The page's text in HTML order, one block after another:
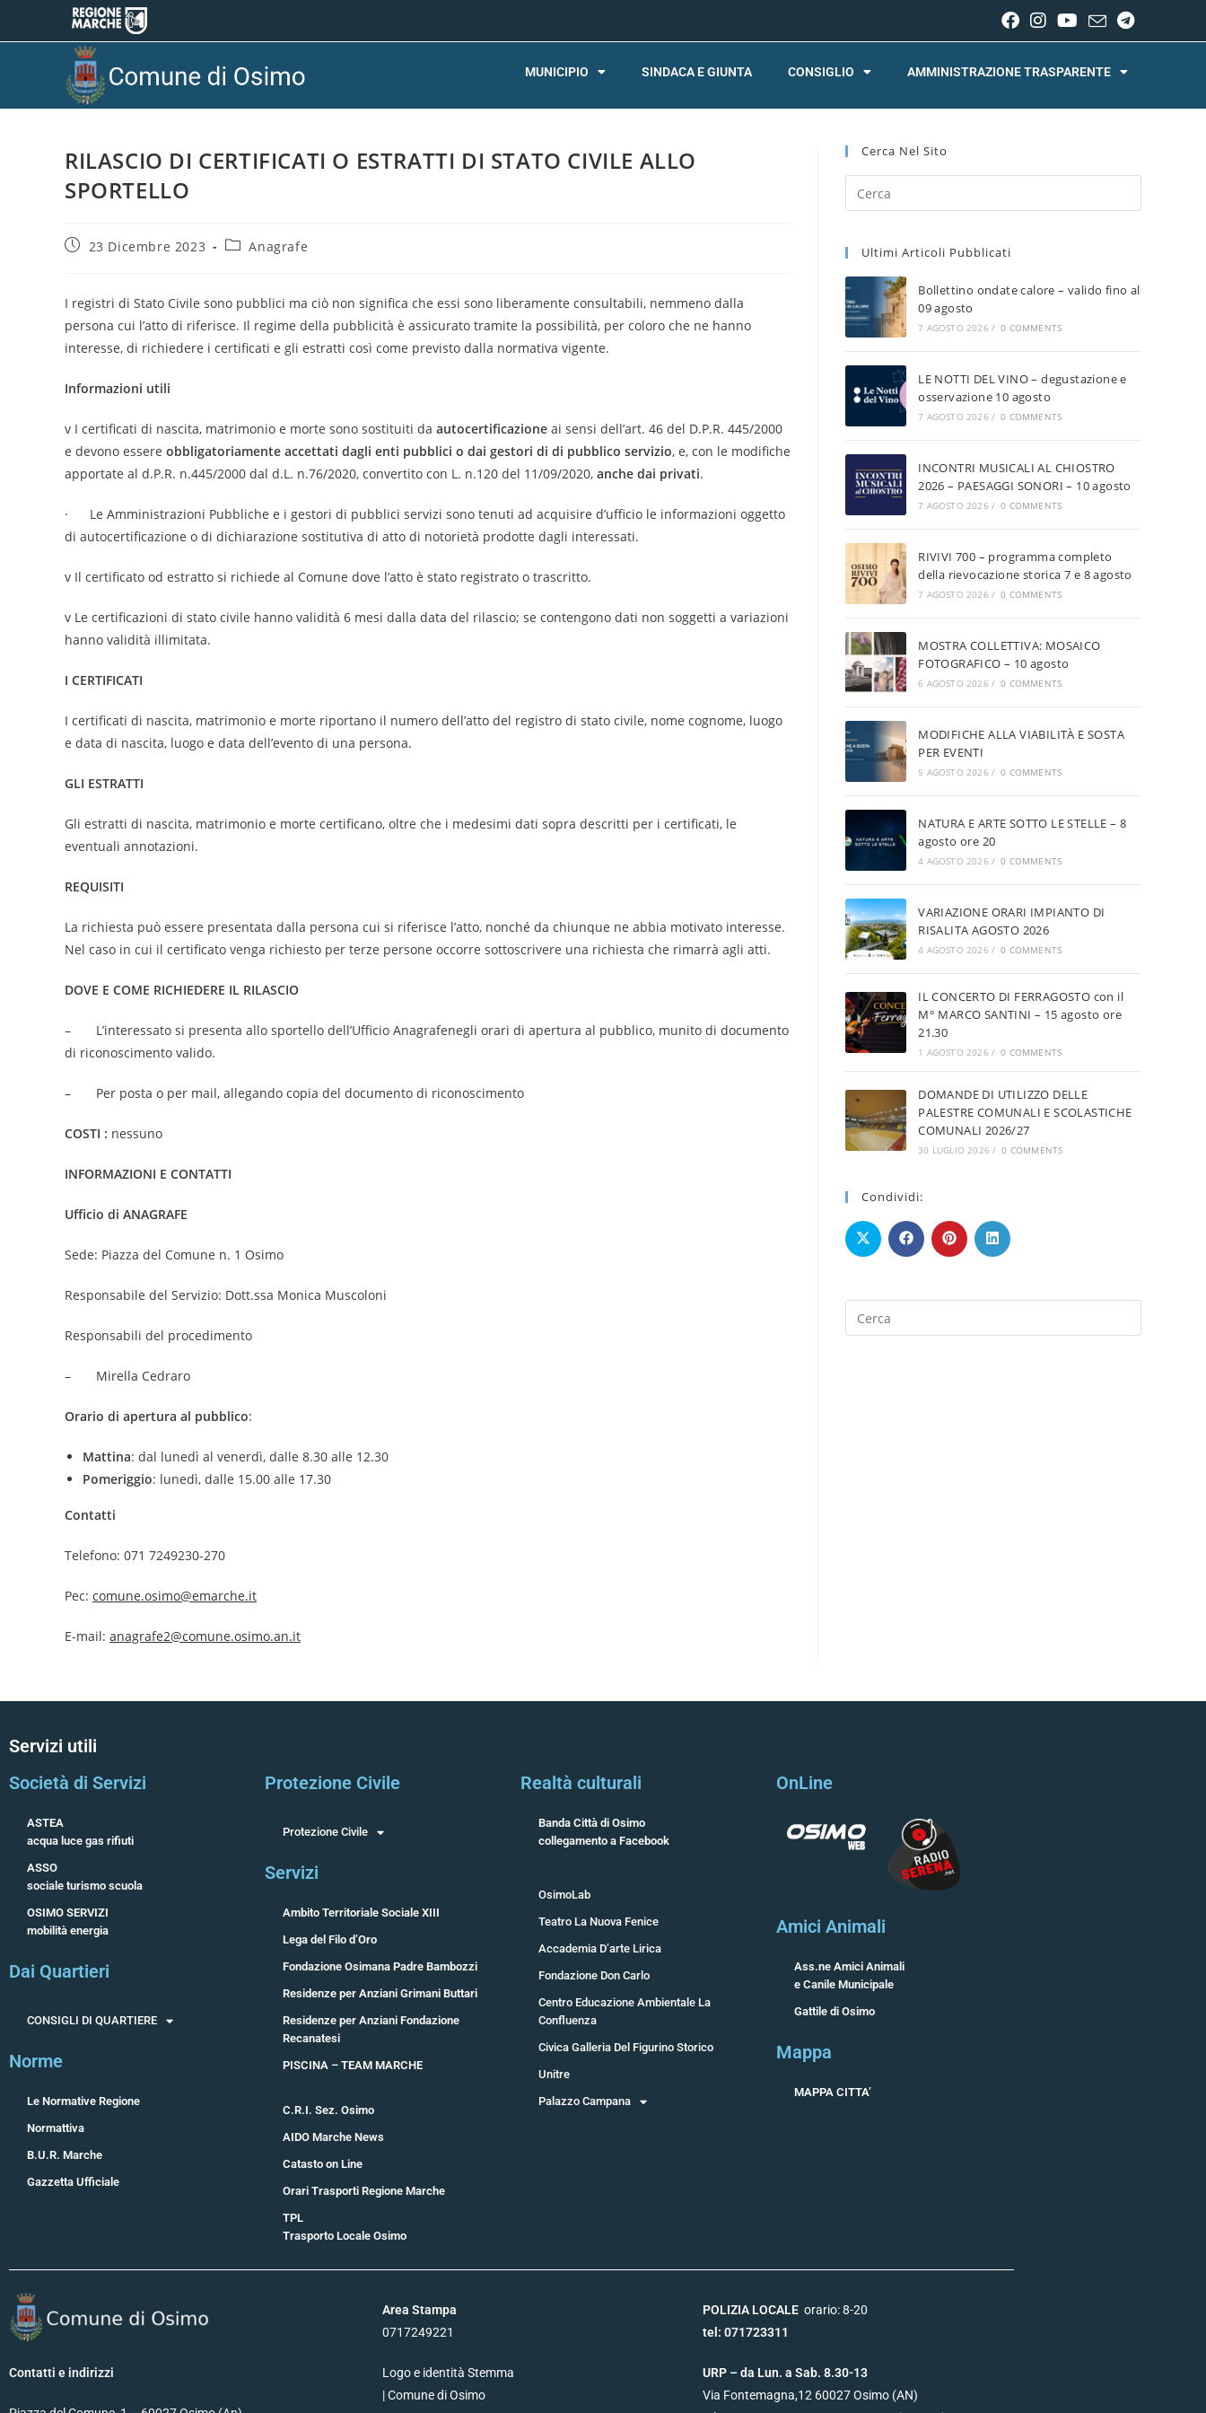
MUNICIPIO SINDACA E GIUNTA CONSIGLIO AMMINISTRAZIONE TRASPARENTE
RILASCIO DI CERTIFICATI O ESTRATTI DI STATO CIVILE ALLO
SPORTELLO
23 Dicembre 2023 Anagrafe
I registri di Stato Civile sono pubblici ma ciò non significa che essi sono liberamente consultabili, nemmeno dalla
persona cui l’atto di riferisce. Il regime della pubblicità è assicurato tramite la possibilità, per coloro che ne hanno
interesse, di richiedere i certificati e gli estratti così come previsto dalla normativa vigente.
Informazioni utili
v I certificati di nascita, matrimonio e morte sono sostituiti da autocertificazione ai sensi dell’art. 46 del D.P.R. 445/2000
e devono essere obbligatoriamente accettati dagli enti pubblici o dai gestori di di pubblico servizio, e, con le modifiche
apportate al d.P.R. n.445/2000 dal d.L. n.76/2020, convertito con L. n.120 del 11/09/2020, anche dai privati.
· Le Amministrazioni Pubbliche e i gestori di pubblici servizi sono tenuti ad acquisire d’ufficio le informazioni oggetto
di autocertificazione o di dichiarazione sostitutiva di atto di notorietà prodotte dagli interessati.
v Il certificato od estratto si richiede al Comune dove l’atto è stato registrato o trascritto.
v Le certificazioni di stato civile hanno validità 6 mesi dalla data del rilascio; se contengono dati non soggetti a variazioni
hanno validità illimitata.
I CERTIFICATI
I certificati di nascita, matrimonio e morte riportano il numero dell’atto del registro di stato civile, nome cognome, luogo
e data di nascita, luogo e data dell’evento di una persona.
GLI ESTRATTI
Gli estratti di nascita, matrimonio e morte certificano, oltre che i medesimi dati sopra descritti per i certificati, le
eventuali annotazioni.
REQUISITI
La richiesta può essere presentata dalla persona cui si riferisce l’atto, nonché da chiunque ne abbia motivato interesse.
Nel caso in cui il certificato venga richiesto per terze persone occorre sottoscrivere una richiesta che rimarrà agli atti.
DOVE E COME RICHIEDERE IL RILASCIO
– L’interessato si presenta allo sportello dell’Ufficio Anagrafenegli orari di apertura al pubblico, munito di documento
di riconoscimento valido.
– Per posta o per mail, allegando copia del documento di riconoscimento
COSTI : nessuno
INFORMAZIONI E CONTATTI
Ufficio di ANAGRAFE
Sede: Piazza del Comune n. 1 Osimo
Responsabile del Servizio: Dott.ssa Monica Muscoloni
Responsabili del procedimento
– Mirella Cedraro
Orario di apertura al pubblico:
Mattina: dal lunedì al venerdì, dalle 8.30 alle 12.30
Pomeriggio: lunedì, dalle 15.00 alle 17.30
Contatti
Telefono: 071 7249230-270
Pec: comune.osimo@emarche.it
E-mail: anagrafe2@comune.osimo.an.it
Cerca Nel Sito
Ultimi Articoli Pubblicati
Bollettino ondate calore – valido fino al
09 agosto
7 AGOSTO 2026 / 0 COMMENTS
LE NOTTI DEL VINO – degustazione e
osservazione 10 agosto
7 AGOSTO 2026 / 0 COMMENTS
INCONTRI MUSICALI AL CHIOSTRO
2026 – PAESAGGI SONORI – 10 agosto
7 AGOSTO 2026 / 0 COMMENTS
RIVIVI 700 – programma completo
della rievocazione storica 7 e 8 agosto
7 AGOSTO 2026 / 0 COMMENTS
MOSTRA COLLETTIVA: MOSAICO
FOTOGRAFICO – 10 agosto
6 AGOSTO 2026 / 0 COMMENTS
MODIFICHE ALLA VIABILITÀ E SOSTA
PER EVENTI
5 AGOSTO 2026 / 0 COMMENTS
NATURA E ARTE SOTTO LE STELLE – 8
agosto ore 20
4 AGOSTO 2026 / 0 COMMENTS
VARIAZIONE ORARI IMPIANTO DI
RISALITA AGOSTO 2026
4 AGOSTO 2026 / 0 COMMENTS
IL CONCERTO DI FERRAGOSTO con il
M° MARCO SANTINI – 15 agosto ore
21.30
1 AGOSTO 2026 / 0 COMMENTS
DOMANDE DI UTILIZZO DELLE
PALESTRE COMUNALI E SCOLASTICHE
COMUNALI 2026/27
30 LUGLIO 2026 / 0 COMMENTS
Condividi:
Servizi utili
Società di Servizi
ASTEA
acqua luce gas rifiuti
ASSO
sociale turismo scuola
OSIMO SERVIZI
mobilità energia
Dai Quartieri
CONSIGLI DI QUARTIERE
Norme
Le Normative Regione
Normattiva
B.U.R. Marche
Gazzetta Ufficiale
Protezione Civile
Protezione Civile
Servizi
Ambito Territoriale Sociale XIII
Lega del Filo d’Oro
Fondazione Osimana Padre Bambozzi
Residenze per Anziani Grimani Buttari
Residenze per Anziani Fondazione
Recanatesi
PISCINA – TEAM MARCHE
C.R.I. Sez. Osimo
AIDO Marche News
Catasto on Line
Orari Trasporti Regione Marche
TPL
Trasporto Locale Osimo
Realtà culturali
Banda Città di Osimo
collegamento a Facebook
OsimoLab
Teatro La Nuova Fenice
Accademia D’arte Lirica
Fondazione Don Carlo
Centro Educazione Ambientale La
Confluenza
Civica Galleria Del Figurino Storico
Unitre
Palazzo Campana
OnLine
Amici Animali
Ass.ne Amici Animali
e Canile Municipale
Gattile di Osimo
Mappa
MAPPA CITTA’
Contatti e indirizzi
Area Stampa
0717249221
Logo e identità Stemma
| Comune di Osimo
POLIZIA LOCALE orario: 8-20
tel: 071723311
URP – da Lun. a Sab. 8.30-13
Via Fontemagna,12 60027Osimo (AN)